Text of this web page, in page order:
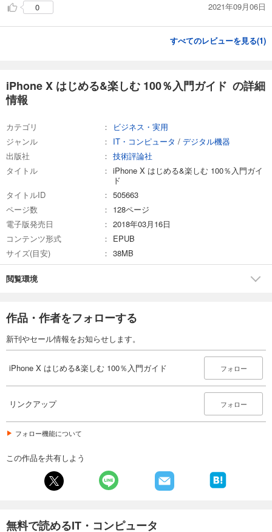
0 2021年09月06日
すべてのレビューを見る(1)
iPhone X はじめる&楽しむ 100％入門ガイド の詳細
情報
カテゴリ
ビジネス・実用
ジャンル
IT・コンピュータ / デジタル機器
出版社
技術評論社
タイトル
iPhone X はじめる&楽しむ 100％入門ガイ
ド
タイトルID
505663
ページ数
128ページ
電子版発売日
2018年03月16日
コンテンツ形式
EPUB
サイズ(目安)
38MB
閲覧環境
作品・作者をフォローする
新刊やセール情報をお知らせします。
iPhone X はじめる&楽しむ 100％入門ガイド フォロー
リンクアップ フォロー
フォロー機能について
この作品を共有しよう
無料で読めるIT・コンピュータ